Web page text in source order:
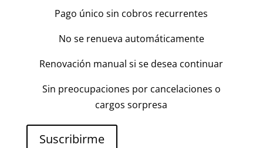
Pago único sin cobros recurrentes
No se renueva automáticamente
Renovación manual si se desea continuar
Sin preocupaciones por cancelaciones o
cargos sorpresa
Suscribirme